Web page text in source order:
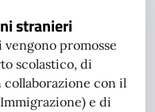
stranieri
promosse
scolastico, di
con il
e di